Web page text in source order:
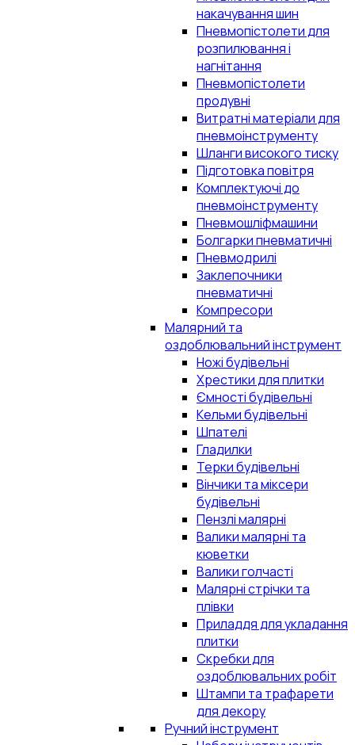
накачування шин
Пневмопістолети для
розпилювання і
нагнітання
Пневмопістолети
продувні
Витратні матеріали для
пневмоінструменту
Шланги високого тиску
Підготовка повітря
Комплектуючі до
пневмоінструменту
Пневмошліфмашини
Болгарки пневматичні
Пневмодрилі
Заклепочники
пневматичні
Компресори
Малярний та
оздоблювальний інструмент
Ножі будівельні
Хрестики для плитки
Ємності будівельні
Кельми будівельні
Шпателі
Гладилки
Терки будівельні
Вінчики та міксери
будівельні
Пензлі малярні
Валики малярні та
кюветки
Валики голчасті
Малярні стрічки та
плівки
Приладдя для укладання
плитки
Скребки для
оздоблювальних робіт
Штампи та трафарети
для декору
Ручний інструмент